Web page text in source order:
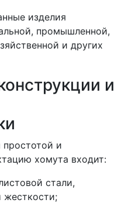
изделия
промышленной,
и других
и
простотой и
хомута входит:
стали,
жесткости;